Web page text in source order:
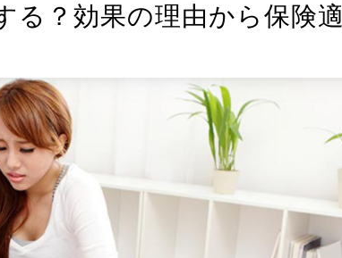
る？効果の理由から保険適